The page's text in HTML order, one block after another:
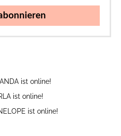
ist online!
ist online!
ist online!